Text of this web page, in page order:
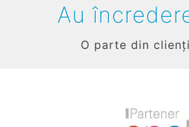
Au
O parte din